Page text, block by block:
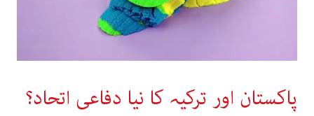
پاکستان اور ترکیہ کا نیا دفاعی اتحاد؟